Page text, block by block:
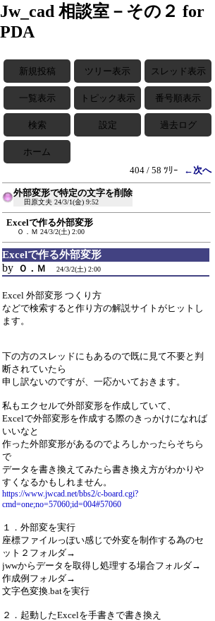
Jw_cad 相談室－その２ for
PDA
新規投稿 ツリー表示 スレッド表示
一覧表示 トピック表示 番号順表示
検索 設定 過去ログ
ホーム
404 / 58 ﾂﾘｰ
←次へ
外部変形で特定の文字を削除
田原文夫 24/3/1(金) 9:52
Excelで作る外部変形
Ｏ．Ｍ 24/3/2(土) 2:00
Excelで作る外部変形
by Ｏ．Ｍ 24/3/2(土) 2:00
Excel 外部変形 つくり方
などで検索すると作り方の解説サイトがヒットし
ます。
下の方のスレッドにもあるので既に見て不要と判
断されていたら
申し訳ないのですが、一応かいておきます。
私もエクセルで外部変形を作成していて、
Excelで外部変形を作成する際のきっかけになれば
いいなと
作った外部変形があるのでよろしかったらそちら
で
データを書き換えてみたら書き換え方がわかりや
すくなるかもしれません。
https://www.jwcad.net/bbs2/c-board.cgi?
cmd=one;no=57060;id=004#57060
１．外部変を実行
座標ファイルっぽい感じで外変を制作する為のセ
ット２フォルダ→
jwwからデータを取得し処理する場合フォルダ→
作成例フォルダ→
文字色変換.batを実行
２．起動したExcelを手書きで書き換え